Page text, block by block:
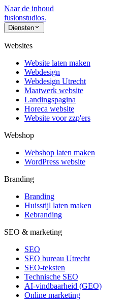
Naar de inhoud
fusionstudios.
Diensten
Websites
Website laten maken
Webdesign
Webdesign Utrecht
Maatwerk website
Landingspagina
Horeca website
Website voor zzp'ers
Webshop
Webshop laten maken
WordPress website
Branding
Branding
Huisstijl laten maken
Rebranding
SEO & marketing
SEO
SEO bureau Utrecht
SEO-teksten
Technische SEO
AI-vindbaarheid (GEO)
Online marketing